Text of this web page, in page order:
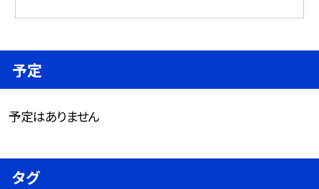
予定
予定はありません
タグ